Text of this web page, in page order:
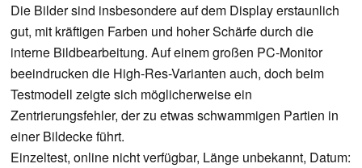
Die Bilder sind insbesondere auf dem Display erstaunlich
gut, mit kräftigen Farben und hoher Schärfe durch die
interne Bildbearbeitung. Auf einem großen PC-Monitor
beeindrucken die High-Res-Varianten auch, doch beim
Testmodell zeigte sich möglicherweise ein
Zentrierungsfehler, der zu etwas schwammigen Partien in
einer Bildecke führt.
Einzeltest, online nicht verfügbar, Länge unbekannt, Datum: